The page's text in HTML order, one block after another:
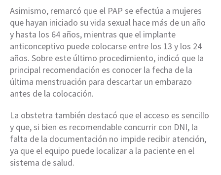
Asimismo, remarcó que el PAP se efectúa a mujeres
que hayan iniciado su vida sexual hace más de un año
y hasta los 64 años, mientras que el implante
anticonceptivo puede colocarse entre los 13 y los 24
años. Sobre este último procedimiento, indicó que la
principal recomendación es conocer la fecha de la
última menstruación para descartar un embarazo
antes de la colocación.
La obstetra también destacó que el acceso es sencillo
y que, si bien es recomendable concurrir con DNI, la
falta de la documentación no impide recibir atención,
ya que el equipo puede localizar a la paciente en el
sistema de salud.